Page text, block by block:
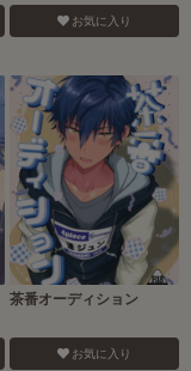
お気に入り
茶番オーディション
お気に入り